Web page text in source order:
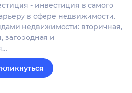
- инвестиция в самого
в сфере недвижимости.
недвижимости: вторичная,
загородная и